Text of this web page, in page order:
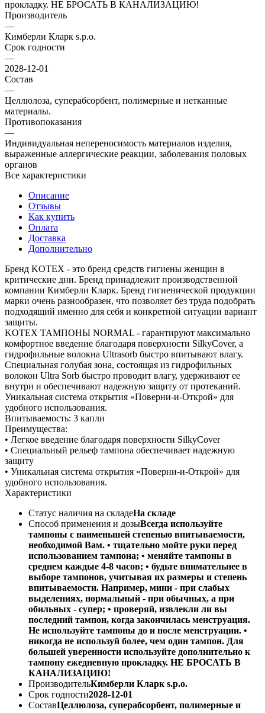
прокладку. НЕ БРОСАТЬ В КАНАЛИЗАЦИЮ!
Производитель
—
Кимберли Кларк s.p.o.
Срок годности
—
2028-12-01
Состав
—
Целлюлоза, суперабсорбент, полимерные и нетканные
материалы.
Противопоказания
—
Индивидуальная непереносимость материалов изделия,
выраженные аллергические реакции, заболевания половых
органов
Все характеристики
Описание
Отзывы
Как купить
Оплата
Доставка
Дополнительно
Бренд KOTEX - это бренд средств гигиены женщин в
критические дни. Бренд принадлежит производственной
компании Кимберли Кларк. Бренд гигиенической продукции
марки очень разнообразен, что позволяет без труда подобрать
подходящий именно для себя и конкретной ситуации вариант
защиты.
KOTEX ТАМПОНЫ NORMAL - гарантируют максимально
комфортное введение благодаря поверхности SilkyCover, а
гидрофильные волокна Ultrasorb быстро впитывают влагу.
Специальная голубая зона, состоящая из гидрофильных
волокон Ultra Sorb быстро проводит влагу, удерживают ее
внутри и обеспечивают надежную защиту от протеканий.
Уникальная система открытия «Поверни-и-Открой» для
удобного использования.
Впитываемость: 3 капли
Преимущества:
• Легкое введение благодаря поверхности SilkyCover
• Специальный рельеф тампона обеспечивает надежную
защиту
• Уникальная система открытия «Поверни-и-Открой» для
удобного использования.
Характеристики
Статус наличия на складеНа складе
Способ применения и дозыВсегда используйте
тампоны с наименьшей степенью впитываемости,
необходимой Вам. • тщательно мойте руки перед
использованием тампона; • меняйте тампоны в
среднем каждые 4-8 часов; • будьте внимательнее в
выборе тампонов, учитывая их размеры и степень
впитываемости. Например, мини - при слабых
выделениях, нормальный - при обычных, а при
обильных - супер; • проверяй, извлекли ли вы
последний тампон, когда закончилась менструация.
Не используйте тампоны до и после менструации. •
никогда не используй более, чем один тампон. Для
большей уверенности используйте дополнительно к
тампону ежедневную прокладку. НЕ БРОСАТЬ В
КАНАЛИЗАЦИЮ!
ПроизводительКимберли Кларк s.p.o.
Срок годности2028-12-01
СоставЦеллюлоза, суперабсорбент, полимерные и